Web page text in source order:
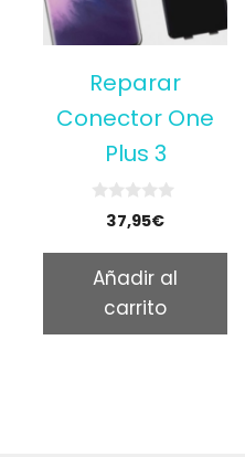
Reparar
Conector One
Plus 3
o
f
37,95€
Añadir al
carrito